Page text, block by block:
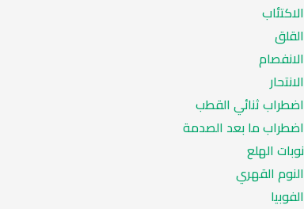
الاكتئاب
القلق
الانفصام
الانتحار
اضطراب ثنائي القطب
اضطراب ما بعد الصدمة
نوبات الهلع
النوم القهري
الفوبيا